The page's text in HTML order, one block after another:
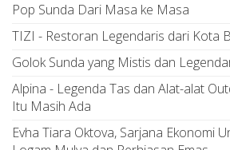
Pop Sunda Dari Masa ke Masa
TIZI - Restoran Legendaris dari Kota
Golok Sunda yang Mistis dan
Alpina - Legenda Tas dan Alat-alat
Itu Masih Ada
Evha Tiara Oktova, Sarjana Ekonomi